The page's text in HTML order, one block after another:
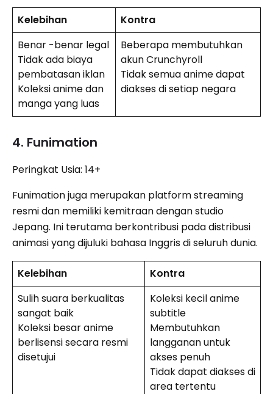
Kelebihan
Kontra
Benar -benar legal
Tidak ada biaya
pembatasan iklan
Koleksi anime dan
manga yang luas
Beberapa membutuhkan
akun Crunchyroll
Tidak semua anime dapat
diakses di setiap negara
4. Funimation
Peringkat Usia: 14+
Funimation juga merupakan platform streaming
resmi dan memiliki kemitraan dengan studio
Jepang. Ini terutama berkontribusi pada distribusi
animasi yang dijuluki bahasa Inggris di seluruh dunia.
Kelebihan
Kontra
Sulih suara berkualitas
sangat baik
Koleksi besar anime
berlisensi secara resmi
disetujui
Koleksi kecil anime
subtitle
Membutuhkan
langganan untuk
akses penuh
Tidak dapat diakses di
area tertentu